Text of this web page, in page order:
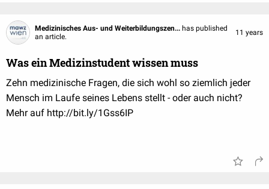
Medizinisches Aus- und Weiterbildungszen... has published
an article.
11 years
Was ein Medizinstudent wissen muss
Zehn medizinische Fragen, die sich wohl so ziemlich jeder
Mensch im Laufe seines Lebens stellt - oder auch nicht?
Mehr auf http://bit.ly/1Gss6IP